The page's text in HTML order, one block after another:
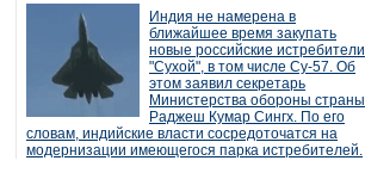
Индия не намерена в
ближайшее время закупать
новые российские истребители
"Сухой", в том числе Су-57. Об
этом заявил секретарь
Министерства обороны страны
Раджеш Кумар Сингх. По его
словам, индийские власти сосредоточатся на
модернизации имеющегося парка истребителей.